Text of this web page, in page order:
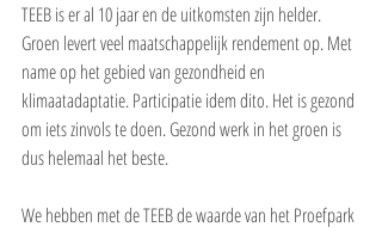
TEEB is er al 10 jaar en de uitkomsten zijn helder.
Groen levert veel maatschappelijk rendement op. Met
name op het gebied van gezondheid en
klimaatadaptatie. Participatie idem dito. Het is gezond
om iets zinvols te doen. Gezond werk in het groen is
dus helemaal het beste.
We hebben met de TEEB de waarde van het Proefpark